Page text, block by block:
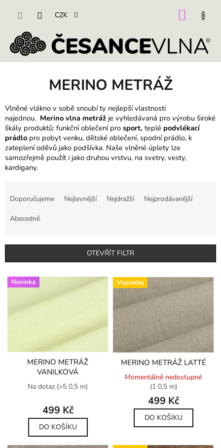
CZK
MERINO METRÁŽ
Vlněné vlákno v sobě snoubí ty nejlepší vlastnosti
najednou. Merino vlna metráž je vyhledávaná pro výrobu široké
škály produktů: funkční oblečení pro sport, teplé podvlékací
prádlo pro pobyt venku, dětské oblečení, spodní prádlo, k
zateplení oděvů jako podšívka. Naše vlněné úplety lze
samozřejmě použít i jako druhou vrstvu, na svetry, vesty,
kardigany.
r
o
d
t
Doporučujeme Nejlevnější Nejdražší Nejprodávanější
Abecedně
OTEVŘÍT FILTR
V
ý
o
Novinka
MERINO METRÁŽ
VANILKOVÁ
Na dotaz (>5 0,5 m)
499 Kč
DO KOŠÍKU
Výprodej
MERINO METRÁŽ LATTÉ
Momentálně nedostupné
(1 0,5 m)
499 Kč
DO KOŠÍKU